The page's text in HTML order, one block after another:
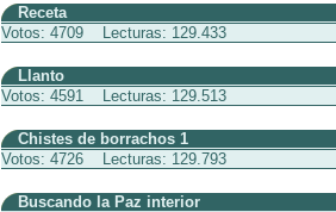
Receta
Votos: 4709 Lecturas: 129.433
Llanto
Votos: 4591 Lecturas: 129.513
Chistes de borrachos 1
Votos: 4726 Lecturas: 129.793
Buscando la Paz interior